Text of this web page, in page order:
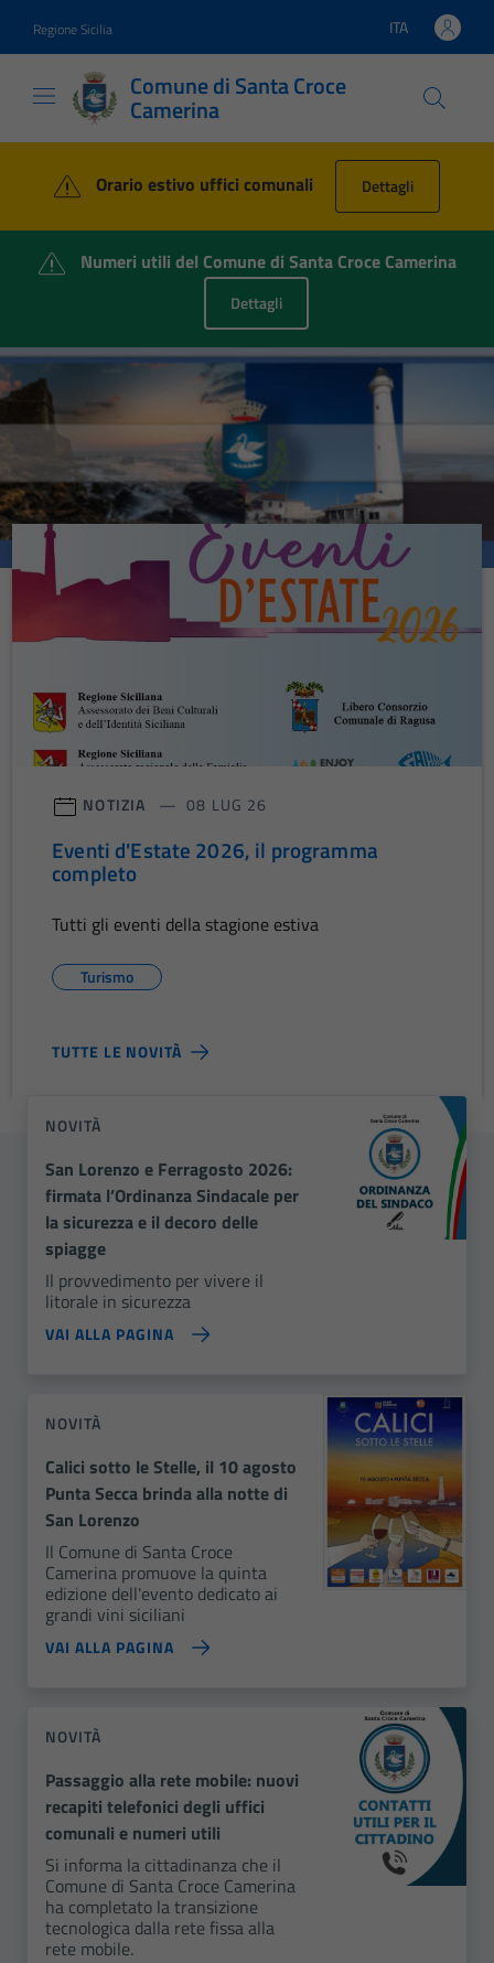
Regione Sicilia Lingua attiva:
ITA
Comune di Santa Croce
Camerina
Comune di Santa Croce
Orario estivo uffici comunali Dettagli
Numeri utili del Comune di Santa Croce Camerina
Dettagli
Contenuti in evidenza
NOTIZIA 08 LUG 26
Eventi d'Estate 2026, il programma
completo
Tutti gli eventi della stagione estiva
Turismo
TUTTE LE NOVITÀ
NOVITÀ
San Lorenzo e Ferragosto 2026:
firmata l’Ordinanza Sindacale per
la sicurezza e il decoro delle
spiagge
Il provvedimento per vivere il
litorale in sicurezza
VAI ALLA PAGINA
NOVITÀ
Calici sotto le Stelle, il 10 agosto
Punta Secca brinda alla notte di
San Lorenzo
Il Comune di Santa Croce
Camerina promuove la quinta
edizione dell'evento dedicato ai
grandi vini siciliani
VAI ALLA PAGINA
NOVITÀ
Passaggio alla rete mobile: nuovi
recapiti telefonici degli uffici
comunali e numeri utili
Si informa la cittadinanza che il
Comune di Santa Croce Camerina
ha completato la transizione
tecnologica dalla rete fissa alla
rete mobile.